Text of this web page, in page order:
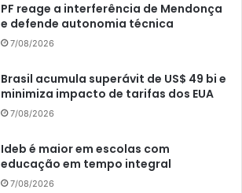
PF reage a interferência de Mendonça
e defende autonomia técnica
7/08/2026
Brasil acumula superávit de US$ 49 bi e
minimiza impacto de tarifas dos EUA
7/08/2026
Ideb é maior em escolas com
educação em tempo integral
7/08/2026